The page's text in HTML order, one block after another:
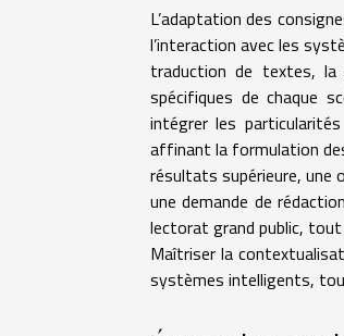
L’adaptation des
l’interaction avec les
traduction de textes, la
spécifiques de chaque
intégrer les
affinant la formulation
résultats supérieure, une
une demande de
lectorat grand public, tout
Maîtriser la
systèmes intelligents,